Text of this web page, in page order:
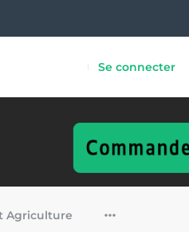
Se connecter
Agriculture